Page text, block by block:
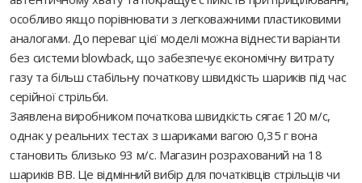
особливо якщо порівнювати з легковажними пластиковими
аналогами. До переваг цієї моделі можна віднести варіанти
без системи blowback, що забезпечує економічну витрату
газу та більш стабільну початкову швидкість шариків під час
серійної стрільби.
Заявлена виробником початкова швидкість сягає 120 м/с,
однак у реальних тестах з шариками вагою 0,35 г вона
становить близько 93 м/с. Магазин розрахований на 18
шариків BB. Це відмінний вибір для початківців стрільців чи